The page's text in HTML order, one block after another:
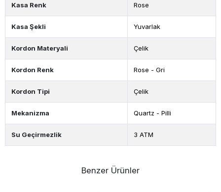
Kasa Renk Rose
Kasa Şekli Yuvarlak
Kordon Materyali Çelik
Kordon Renk Rose - Gri
Kordon Tipi Çelik
Mekanizma Quartz - Pilli
Su Geçirmezlik 3 ATM
Benzer Ürünler